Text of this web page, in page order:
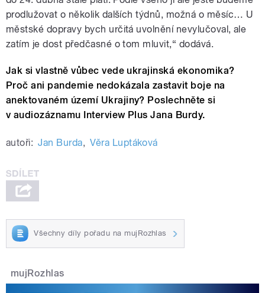
prodlužovat o několik dalších týdnů, možná o měsíc… U
městské dopravy bych určitá uvolnění nevylučoval, ale
zatím je dost předčasné o tom mluvit,“ dodává.
Jak si vlastně vůbec vede ukrajinská ekonomika?
Proč ani pandemie nedokázala zastavit boje na
anektovaném území Ukrajiny? Poslechněte si
v audiozáznamu Interview Plus Jana Burdy.
autoři: Jan Burda, Věra Luptáková
Všechny díly pořadu na mujRozhlas
mujRozhlas